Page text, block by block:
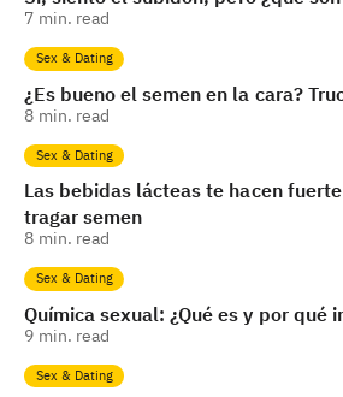
7 min. read
Sex & Dating
¿Es bueno el semen en la cara?
8 min. read
Sex & Dating
Las bebidas lácteas te hacen
tragar semen
8 min. read
Sex & Dating
Química sexual: ¿Qué es y por qué
9 min. read
Sex & Dating